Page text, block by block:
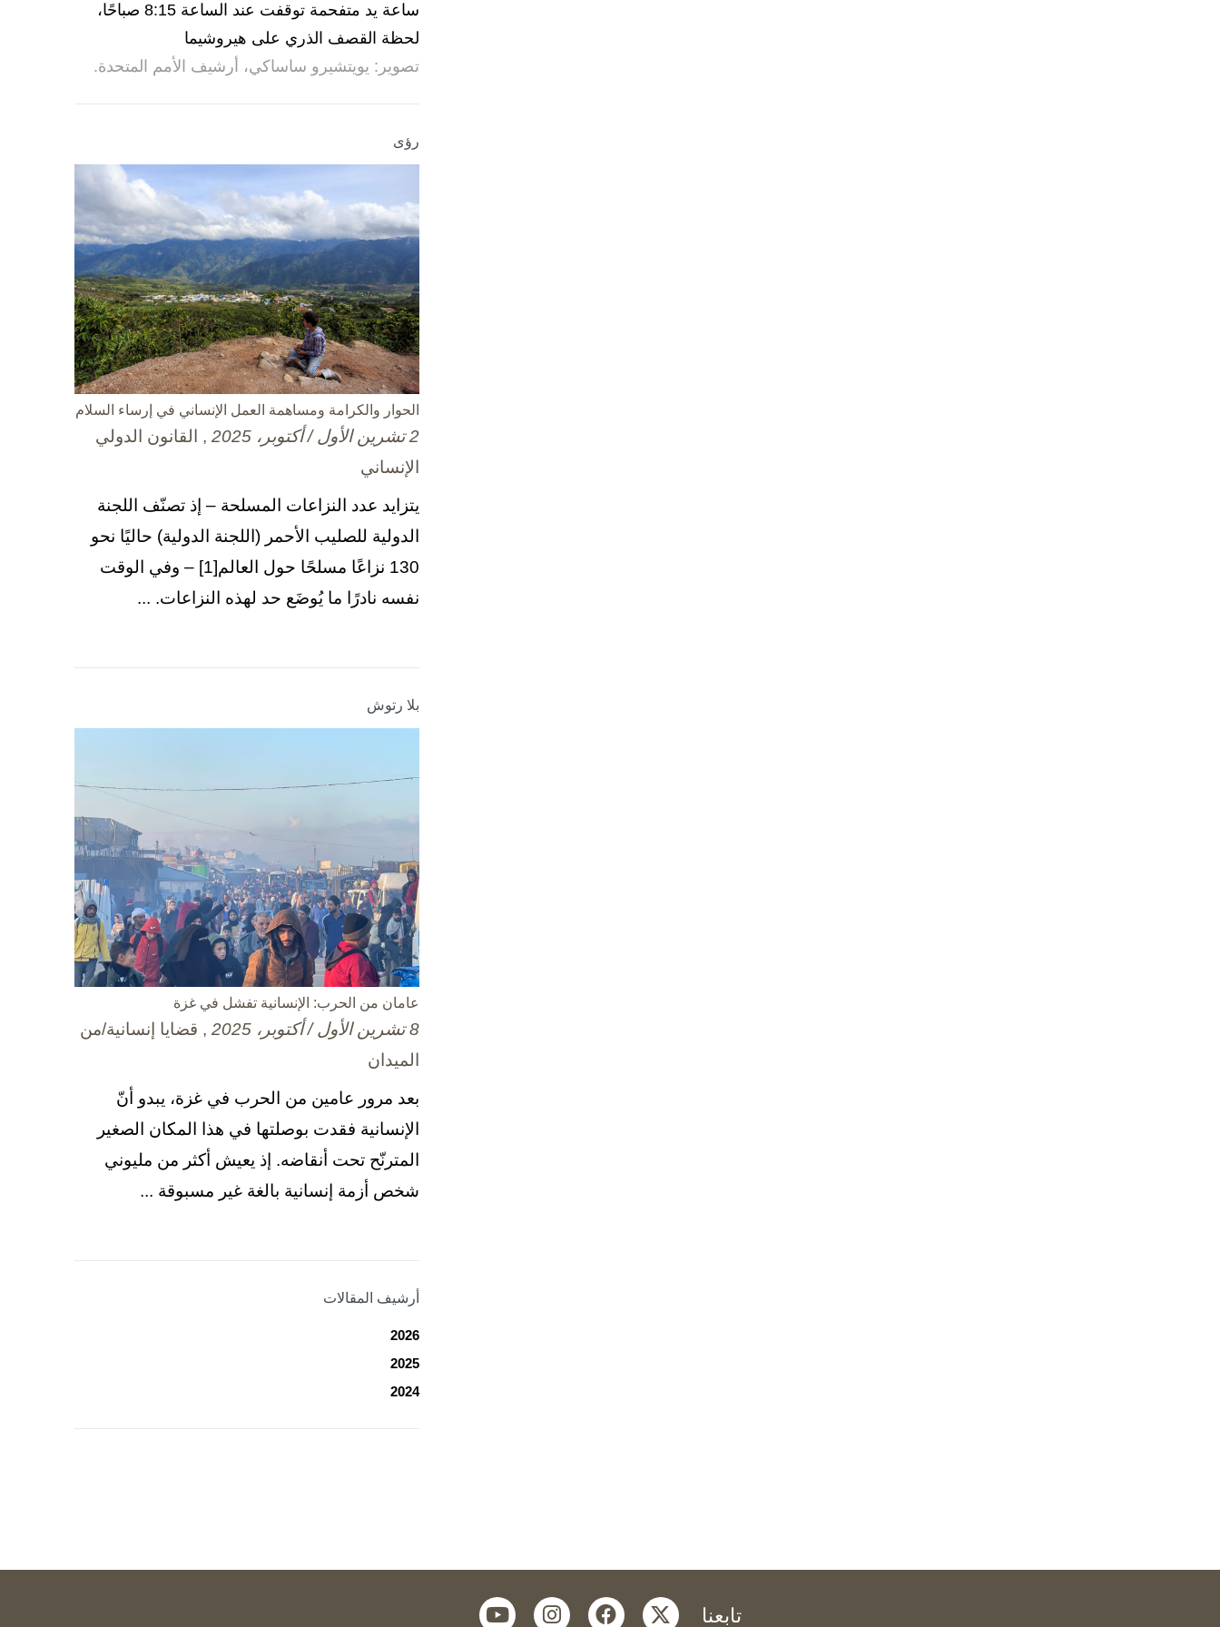
ساعة يد متفحمة توقفت عند الساعة 8:15 صباحًا،
لحظة القصف الذري على هيروشيما
تصوير: يويتشيرو ساساكي، أرشيف الأمم المتحدة.
رؤى
الحوار والكرامة ومساهمة العمل الإنساني في إرساء السلام
2 تشرين الأول / أكتوبر، 2025
, القانون الدولي
الإنساني
يتزايد عدد النزاعات المسلحة – إذ تصنّف اللجنة
الدولية للصليب الأحمر (اللجنة الدولية) حاليًا نحو
130 نزاعًا مسلحًا حول العالم[1] – وفي الوقت
نفسه نادرًا ما يُوضَع حد لهذه النزاعات. ...
بلا رتوش
عامان من الحرب: الإنسانية تفشل في غزة
8 تشرين الأول / أكتوبر، 2025
, قضايا إنسانية/من
الميدان
بعد مرور عامين من الحرب في غزة، يبدو أنّ
الإنسانية فقدت بوصلتها في هذا المكان الصغير
المترنّح تحت أنقاضه. إذ يعيش أكثر من مليوني
شخص أزمة إنسانية بالغة غير مسبوقة ...
أرشيف المقالات
2026
2025
2024
تابعنا twitter
facebook
instagram
youtube